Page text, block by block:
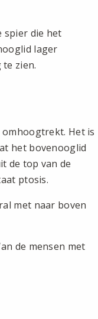
spier die het
lager
zien.
Het is
het bovenooglid
de top van de
ptosis.
met naar boven
de mensen met